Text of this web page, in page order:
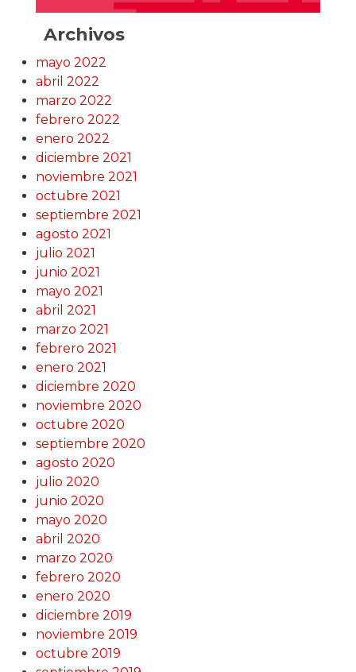
Archivos
mayo 2022
abril 2022
marzo 2022
febrero 2022
enero 2022
diciembre 2021
noviembre 2021
octubre 2021
septiembre 2021
agosto 2021
julio 2021
junio 2021
mayo 2021
abril 2021
marzo 2021
febrero 2021
enero 2021
diciembre 2020
noviembre 2020
octubre 2020
septiembre 2020
agosto 2020
julio 2020
junio 2020
mayo 2020
abril 2020
marzo 2020
febrero 2020
enero 2020
diciembre 2019
noviembre 2019
octubre 2019